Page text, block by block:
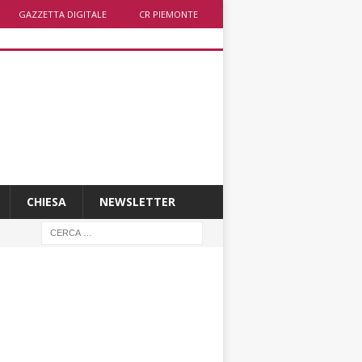
GAZZETTA DIGITALE CR PIEMONTE
CHIESA NEWSLETTER